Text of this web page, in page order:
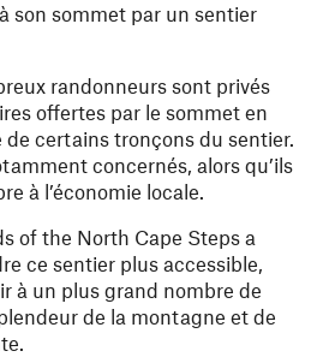
son sommet par un sentier
randonneurs sont privés
offertes par le sommet en
certains tronçons du sentier.
concernés, alors qu’ils
à l’économie locale.
of the North Cape Steps a
ce sentier plus accessible,
à un plus grand nombre de
de la montagne et de